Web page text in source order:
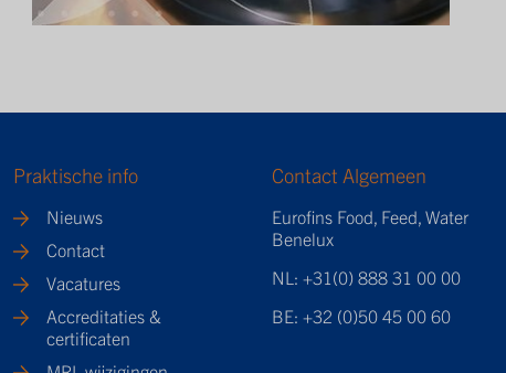
Praktische info
Nieuws
Contact
Vacatures
Accreditaties &
certificaten
Contact Algemeen
Eurofins Food, Feed, Water
Benelux
NL: +31(0) 888 31 00 00
BE: +32 (0)50 45 00 60